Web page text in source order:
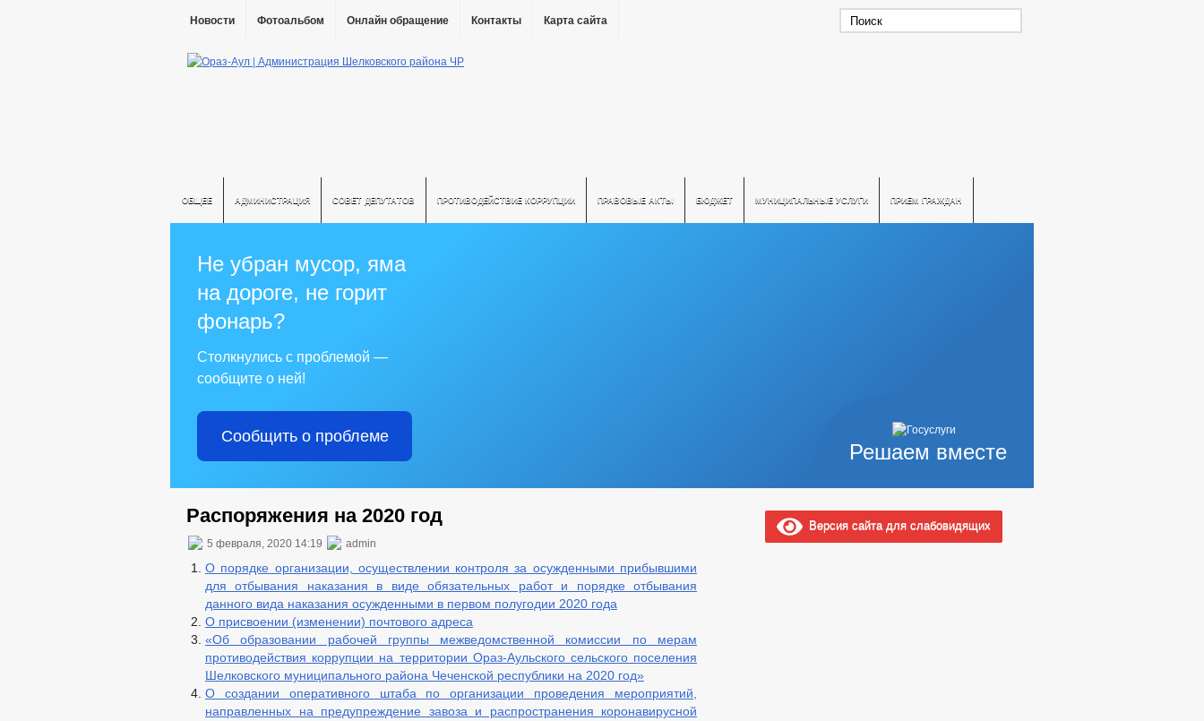
Новости Фотоальбом Онлайн обращение Контакты Карта сайта
ОБЩЕЕ АДМИНИСТРАЦИЯ СОВЕТ ДЕПУТАТОВ ПРОТИВОДЕЙСТВИЕ КОРРУПЦИИ ПРАВОВЫЕ АКТЫ БЮДЖЕТ МУНИЦИПАЛЬНЫЕ УСЛУГИ ПРИЕМ ГРАЖДАН
Решаем вместе
Не убран мусор, яма
на дороге, не горит
фонарь?
Столкнулись с проблемой —
сообщите о ней!
Сообщить о проблеме
Распоряжения на 2020 год
5 февраля, 2020 14:19 admin
О порядке организации, осуществлении контроля за осужденными прибывшими
для отбывания наказания в виде обязательных работ и порядке отбывания
данного вида наказания осужденными в первом полугодии 2020 года
О присвоении (изменении) почтового адреса
«Об образовании рабочей группы межведомственной комиссии по мерам
противодействия коррупции на территории Ораз-Аульского сельского поселения
Шелковского муниципального района Чеченской республики на 2020 год»
О создании оперативного штаба по организации проведения мероприятий,
направленных на предупреждение завоза и распространения коронавирусной
Версия сайта для слабовидящих